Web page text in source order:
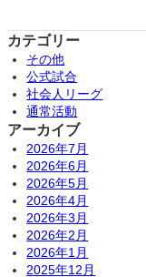
カテゴリー
その他
公式試合
社会人リーグ
通常活動
アーカイブ
2026年7月
2026年6月
2026年5月
2026年4月
2026年3月
2026年2月
2026年1月
2025年12月